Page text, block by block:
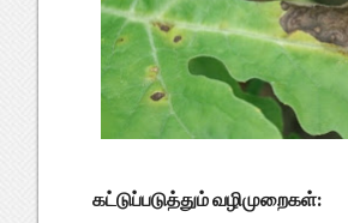
கட்டுப்படுத்தும் வழிமுறைகள்: